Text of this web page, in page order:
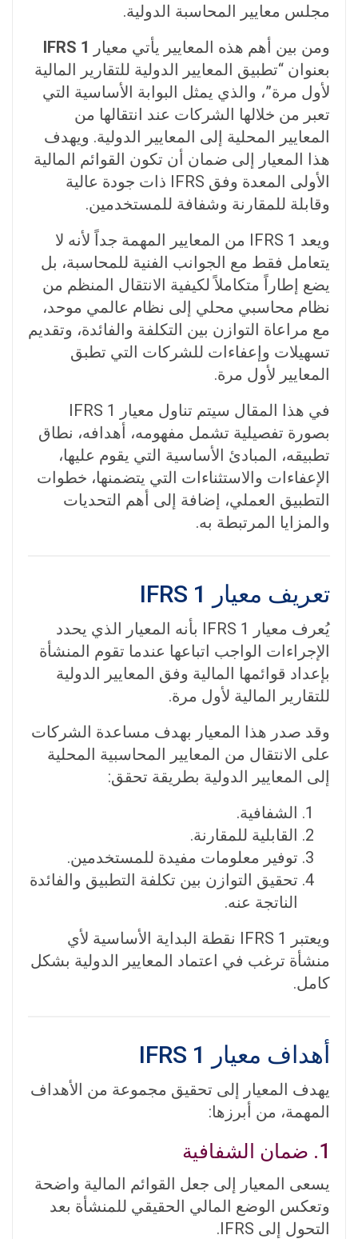
مجلس معايير المحاسبة الدولية.
ومن بين أهم هذه المعايير يأتي معيار IFRS 1
بعنوان “تطبيق المعايير الدولية للتقارير المالية
لأول مرة”، والذي يمثل البوابة الأساسية التي
تعبر من خلالها الشركات عند انتقالها من
المعايير المحلية إلى المعايير الدولية. ويهدف
هذا المعيار إلى ضمان أن تكون القوائم المالية
الأولى المعدة وفق IFRS ذات جودة عالية
وقابلة للمقارنة وشفافة للمستخدمين.
ويعد IFRS 1 من المعايير المهمة جداً لأنه لا
يتعامل فقط مع الجوانب الفنية للمحاسبة، بل
يضع إطاراً متكاملاً لكيفية الانتقال المنظم من
نظام محاسبي محلي إلى نظام عالمي موحد،
مع مراعاة التوازن بين التكلفة والفائدة، وتقديم
تسهيلات وإعفاءات للشركات التي تطبق
المعايير لأول مرة.
في هذا المقال سيتم تناول معيار IFRS 1
بصورة تفصيلية تشمل مفهومه، أهدافه، نطاق
تطبيقه، المبادئ الأساسية التي يقوم عليها،
الإعفاءات والاستثناءات التي يتضمنها، خطوات
التطبيق العملي، إضافة إلى أهم التحديات
والمزايا المرتبطة به.
تعريف معيار IFRS 1
يُعرف معيار IFRS 1 بأنه المعيار الذي يحدد
الإجراءات الواجب اتباعها عندما تقوم المنشأة
بإعداد قوائمها المالية وفق المعايير الدولية
للتقارير المالية لأول مرة.
وقد صدر هذا المعيار بهدف مساعدة الشركات
على الانتقال من المعايير المحاسبية المحلية
إلى المعايير الدولية بطريقة تحقق:
الشفافية.
القابلية للمقارنة.
توفير معلومات مفيدة للمستخدمين.
تحقيق التوازن بين تكلفة التطبيق والفائدة
الناتجة عنه.
ويعتبر IFRS 1 نقطة البداية الأساسية لأي
منشأة ترغب في اعتماد المعايير الدولية بشكل
كامل.
أهداف معيار IFRS 1
يهدف المعيار إلى تحقيق مجموعة من الأهداف
المهمة، من أبرزها:
1. ضمان الشفافية
يسعى المعيار إلى جعل القوائم المالية واضحة
وتعكس الوضع المالي الحقيقي للمنشأة بعد
التحول إلى IFRS.